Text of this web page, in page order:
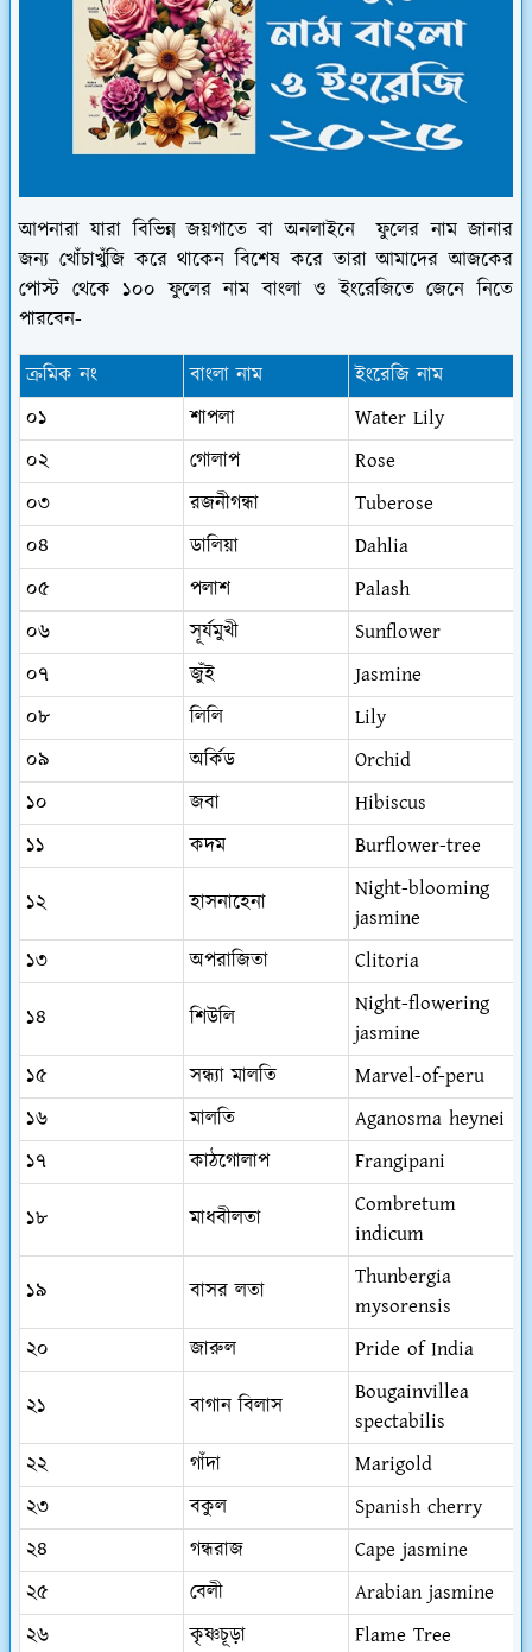
আপনারা যারা বিভিন্ন জয়গাতে বা অনলাইনে ফুলের নাম জানার
জন্য খোঁচাখুঁজি করে থাকেন বিশেষ করে তারা আমাদের আজকের
পোস্ট থেকে ১০০ ফুলের নাম বাংলা ও ইংরেজিতে জেনে নিতে
পারবেন-
ক্রমিক নং
বাংলা নাম
ইংরেজি নাম
০১
শাপলা
Water Lily
০২
গোলাপ
Rose
০৩
রজনীগন্ধা
Tuberose
০৪
ডালিয়া
Dahlia
০৫
পলাশ
Palash
০৬
সূর্যমুখী
Sunflower
০৭
জুঁই
Jasmine
০৮
লিলি
Lily
০৯
অর্কিড
Orchid
১০
জবা
Hibiscus
১১
কদম
Burflower-tree
১২
হাসনাহেনা
Night-blooming
jasmine
১৩
অপরাজিতা
Clitoria
১৪
শিউলি
Night-flowering
jasmine
১৫
সন্ধ্যা মালতি
Marvel-of-peru
১৬
মালতি
Aganosma heynei
১৭
কাঠগোলাপ
Frangipani
১৮
মাধবীলতা
Combretum
indicum
১৯
বাসর লতা
Thunbergia
mysorensis
২০
জারুল
Pride of India
২১
বাগান বিলাস
Bougainvillea
spectabilis
২২
গাঁদা
Marigold
২৩
বকুল
Spanish cherry
২৪
গন্ধরাজ
Cape jasmine
২৫
বেলী
Arabian jasmine
২৬
কৃষ্ণচূড়া Flame Tree